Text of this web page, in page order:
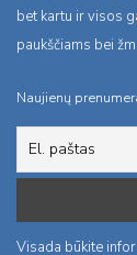
bet kartu ir visos
paukščiams bei
Naujienų
Visada būkite